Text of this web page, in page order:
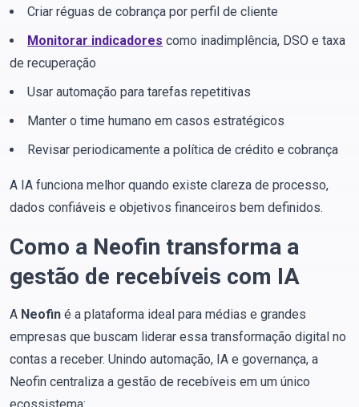
Criar réguas de cobrança por perfil de cliente
Monitorar indicadores como inadimplência, DSO e taxa
de recuperação
Usar automação para tarefas repetitivas
Manter o time humano em casos estratégicos
Revisar periodicamente a política de crédito e cobrança
A IA funciona melhor quando existe clareza de processo,
dados confiáveis e objetivos financeiros bem definidos.
Como a Neofin transforma a
gestão de recebíveis com IA
A Neofin é a plataforma ideal para médias e grandes
empresas que buscam liderar essa transformação digital no
contas a receber. Unindo automação, IA e governança, a
Neofin centraliza a gestão de recebíveis em um único